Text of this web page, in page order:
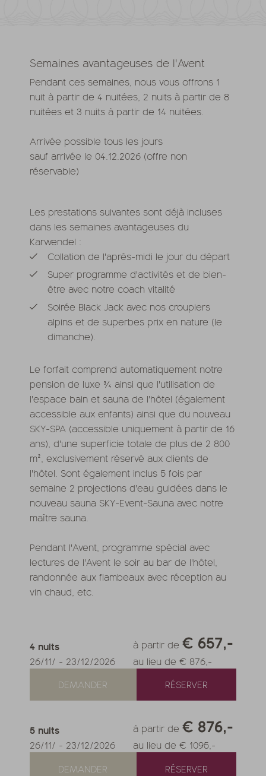
Semaines avantageuses de l'Avent
Pendant ces semaines, nous vous offrons 1
nuit à partir de 4 nuitées, 2 nuits à partir de 8
nuitées et 3 nuits à partir de 14 nuitées.
Arrivée possible tous les jours
sauf arrivée le 04.12.2026 (offre non
réservable)
Les prestations suivantes sont déjà incluses
dans les semaines avantageuses du
Karwendel :
Collation de l'après-midi le jour du départ
Super programme d'activités et de bien-
être avec notre coach vitalité
Soirée Black Jack avec nos croupiers
alpins et de superbes prix en nature (le
dimanche).
Le forfait comprend automatiquement notre
pension de luxe ¾ ainsi que l'utilisation de
l'espace bain et sauna de l'hôtel (également
accessible aux enfants) ainsi que du nouveau
SKY-SPA (accessible uniquement à partir de 16
ans), d'une superficie totale de plus de 2 800
m², exclusivement réservé aux clients de
l'hôtel. Sont également inclus 5 fois par
semaine 2 projections d'eau guidées dans le
nouveau sauna SKY-Event-Sauna avec notre
maître sauna.
Pendant l'Avent, programme spécial avec
lectures de l'Avent le soir au bar de l'hôtel,
randonnée aux flambeaux avec réception au
vin chaud, etc.
4 nuits
26/11/ - 23/12/2026
à partir de € 657,-
au lieu de € 876,-
DEMANDER
RÉSERVER
5 nuits
26/11/ - 23/12/2026
à partir de € 876,-
au lieu de € 1095,-
DEMANDER
RÉSERVER